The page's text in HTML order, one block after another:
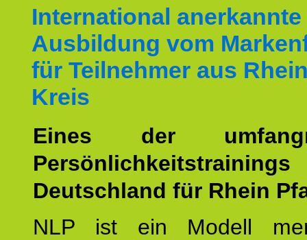
International
Ausbildung vom
für Teilnehmer aus
Kreis
Eines der
Deutschland für Rhein
NLP ist ein Modell